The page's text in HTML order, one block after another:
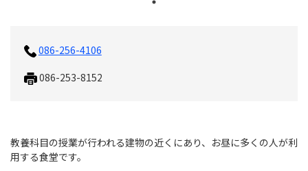
086-256-4106
086-253-8152
教養科目の授業が行われる建物の近くにあり、お昼に多くの人が利
用する食堂です。